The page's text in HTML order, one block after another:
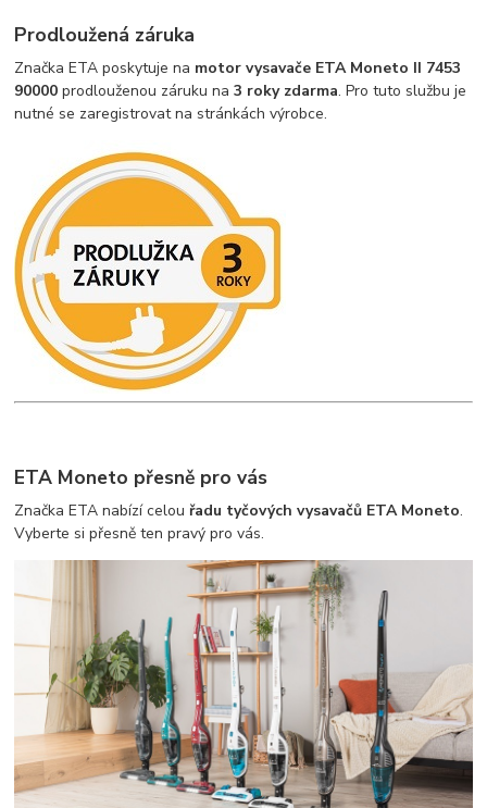
Prodloužená záruka
Značka ETA poskytuje na motor vysavače ETA Moneto II 7453
90000 prodlouženou záruku na3 roky zdarma. Pro tuto službu je
nutné se zaregistrovat na stránkách výrobce.
ETA Moneto přesně pro vás
Značka ETA nabízí celou řadu tyčových vysavačů ETA Moneto.
Vyberte si přesně ten pravý pro vás.